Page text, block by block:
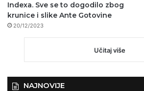
Indexa. Sve se to dogodilo zbog
krunice i slike Ante Gotovine
20/12/2023
Učitaj više
NAJNOVIJE